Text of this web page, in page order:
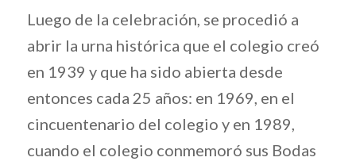
Luego de la celebración, se procedió a
abrir la urna histórica que el colegio creó
en 1939 y que ha sido abierta desde
entonces cada 25 años: en 1969, en el
cincuentenario del colegio y en 1989,
cuando el colegio conmemoró sus Bodas